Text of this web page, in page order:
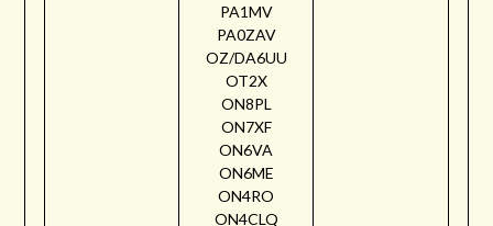
PA1MV
PA0ZAV
OZ/DA6UU
OT2X
ON8PL
ON7XF
ON6VA
ON6ME
ON4RO
ON4CLQ